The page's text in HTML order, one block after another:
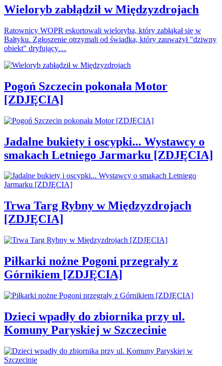
Wieloryb zabłądził w Międzyzdrojach
Ratownicy WOPR eskortowali wieloryba, który zabłąkał się w
Bałtyku. Zgłoszenie otrzymali od świadka, który zauważył "dziwny
obiekt" dryfujący…
Pogoń Szczecin pokonała Motor
[ZDJĘCIA]
Jadalne bukiety i oscypki... Wystawcy o
smakach Letniego Jarmarku [ZDJĘCIA]
Trwa Targ Rybny w Międzyzdrojach
[ZDJĘCIA]
Piłkarki nożne Pogoni przegrały z
Górnikiem [ZDJĘCIA]
Dzieci wpadły do zbiornika przy ul.
Komuny Paryskiej w Szczecinie